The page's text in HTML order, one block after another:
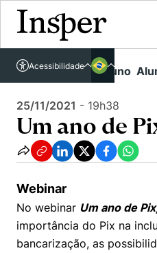
Links rápidos Aluno
Acessibilidade
Acessível em libras
Vestibular
Graduação
Educação Executiva
Busca por Áreas de
Quem Somos
O Insper
Internacional
Student Life
Comunidade Transforme
Missão
Projetos Sociais
Lista de doadores
Pesquisa
Pesquisa no Insper
Centros de Conhecimento
Conteúdos
Unidades Acadêmicas
Insper - Home Page\Agenda de
25/11/2021 - 19h38
Um ano de
Webinar
No webinar Um ano de
importância do Pix na
bancarização, as